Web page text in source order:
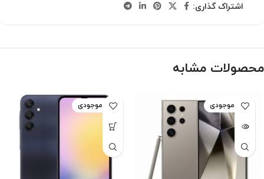
اشتراک گذاری:
محصولات مشابه
اتمام موجودی اتمام موجودی